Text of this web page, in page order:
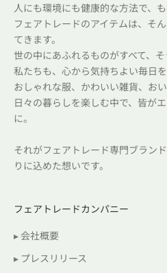
人にも環境にも健康的な方法で、も
フェアトレードのアイテムは、そ
てきます。
世の中にあふれるものがすべて、そ
私たちも、心から気持ちよい毎日を
おしゃれな服、かわいい雑貨、おい
日々の暮らしを楽しむ中で、皆が
に。
それがフェアトレード専門ブラン
りに込めた想いです。
フェアトレードカンパニー
▸ 会社概要
▸ プレスリリース